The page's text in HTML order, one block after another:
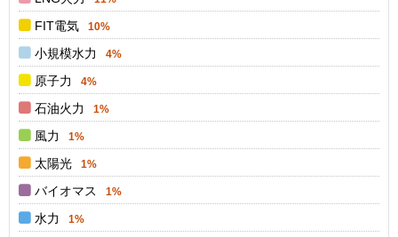
FIT電気 10%
小規模水力 4%
原子力 4%
石油火力 1%
風力 1%
太陽光 1%
バイオマス 1%
水力 1%